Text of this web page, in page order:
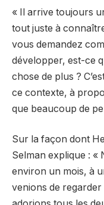
« Il arrive toujours
tout juste à
vous demandez
développer, est-ce
chose de plus ?
ce contexte, à
que beaucoup de
Sur la façon dont
Selman explique : «
environ un mois, à
venions de